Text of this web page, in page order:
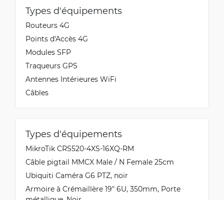
Types d'équipements
Routeurs 4G
Points d'Accès 4G
Modules SFP
Traqueurs GPS
Antennes Intérieures WiFi
Câbles
Types d'équipements
MikroTik CRS520-4XS-16XQ-RM
Câble pigtail MMCX Male / N Female 25cm
Ubiquiti Caméra G6 PTZ, noir
Armoire à Crémaillère 19" 6U, 350mm, Porte